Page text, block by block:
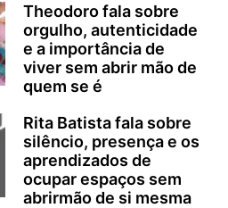
Theodoro fala sobre
orgulho, autenticidade
e a importância de
viver sem abrir mão de
quem se é
Rita Batista fala sobre
silêncio, presença e os
aprendizados de
ocupar espaços sem
abrirmão de si mesma